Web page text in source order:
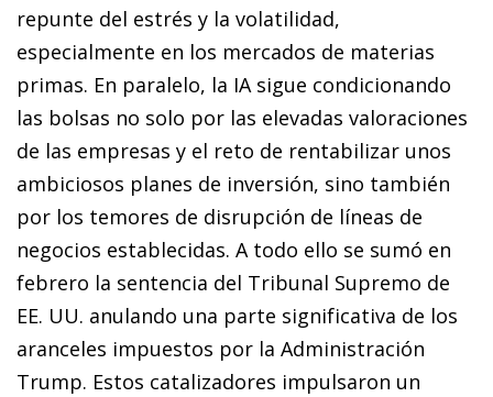
repunte del estrés y la volatilidad,
especialmente en los mercados de materias
primas. En paralelo, la IA sigue condicionando
las bolsas no solo por las elevadas valoraciones
de las empresas y el reto de rentabilizar unos
ambiciosos planes de inversión, sino también
por los temores de disrupción de líneas de
negocios establecidas. A todo ello se sumó en
febrero la sentencia del Tribunal Supremo de
EE. UU. anulando una parte significativa de los
aranceles impuestos por la Administración
Trump. Estos catalizadores impulsaron un